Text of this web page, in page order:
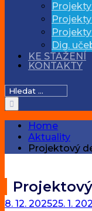
Projekty
Projekty
Dig.
KE STAŽENÍ
KONTAKTY
Hledat:
Home
Aktuality
Projektový
8. 12. 202525. 1.